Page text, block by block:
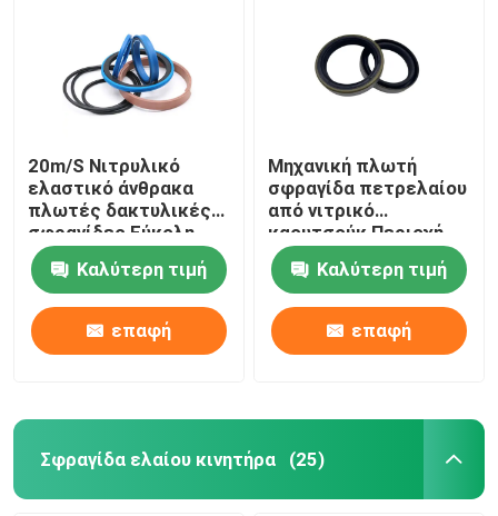
20m/S Νιτρυλικό
ελαστικό άνθρακα
πλωτές δακτυλικές
σφραγίδες Εύκολη
εγκατάσταση
Καλύτερη τιμή
επαφή
Μηχανική πλωτή
σφραγίδα πετρελαίου
από νιτρικό
καουτσούκ Περιοχή
πίεσης 0,5 Bar έως 10
Bar
Καλύτερη τιμή
επαφή
Σφραγίδα ελαίου κινητήρα (25)